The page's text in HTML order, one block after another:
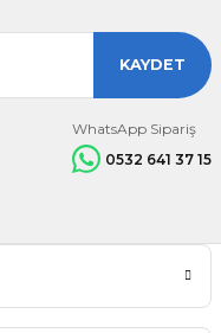
KAYDET
WhatsApp Sipariş
0532 641 37 15